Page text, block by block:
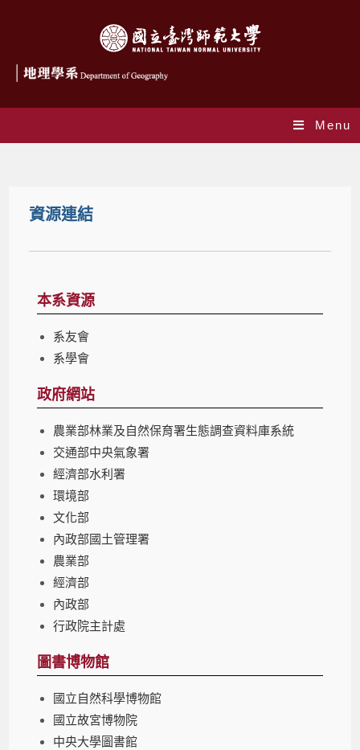
Menu
資源連結
本系資源
系友會
系學會
政府網站
農業部林業及自然保育署生態調查資料庫系統
交通部中央氣象署
經濟部水利署
環境部
文化部
內政部國土管理署
農業部
經濟部
內政部
行政院主計處
圖書博物館
國立自然科學博物館
國立故宮博物院
中央大學圖書館